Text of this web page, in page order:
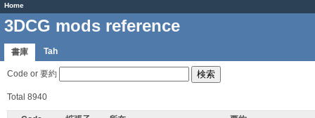
Home
3DCG mods reference
書庫 Tah
Code or 要約
Total 8940